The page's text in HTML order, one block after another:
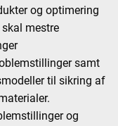
og optimering
mestre
samt
til sikring af
og